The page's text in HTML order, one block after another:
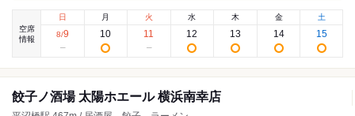
空席
情報
日
8/9
月
10
火
11
水
12
木
13
金
14
土
15
餃子ノ酒場 太陽ホエール 横浜南幸店